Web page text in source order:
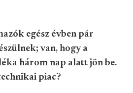
egész évben pár
van, hogy a
három nap alatt jön be.
piac?